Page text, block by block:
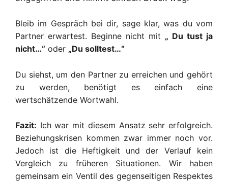
Bleib im Gespräch bei dir, sage klar, was du vom
Partner erwartest. Beginne nicht mit „ Du tust ja
nicht…“ oder „Du solltest…“
Du siehst, um den Partner zu erreichen und gehört
zu werden, benötigt es einfach eine
wertschätzende Wortwahl.
Fazit: Ich war mit diesem Ansatz sehr erfolgreich.
Beziehungskrisen kommen zwar immer noch vor.
Jedoch ist die Heftigkeit und der Verlauf kein
Vergleich zu früheren Situationen. Wir haben
gemeinsam ein Ventil des gegenseitigen Respektes